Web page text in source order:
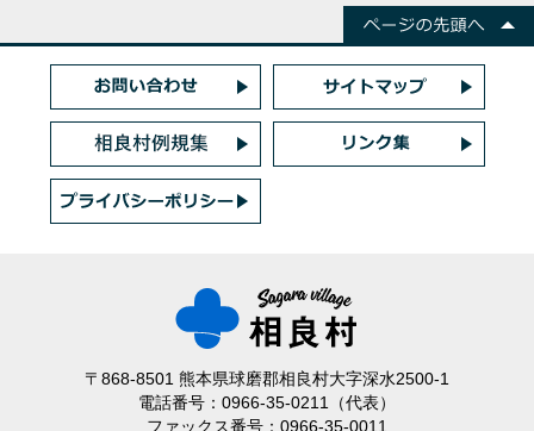
〒868-8501 熊本県球磨郡相良村大字深水2500-1
電話番号：0966-35-0211（代表）
ファックス番号：0966-35-0011